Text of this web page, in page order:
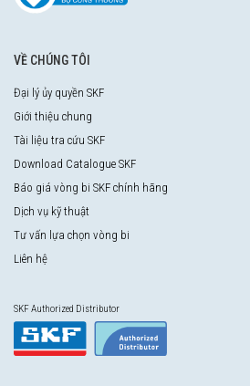
VỀ CHÚNG TÔI
Đại lý ủy quyền SKF
Giới thiệu chung
Tài liệu tra cứu SKF
Download Catalogue SKF
Báo giá vòng bi SKF chính hãng
Dịch vụ kỹ thuật
Tư vấn lựa chọn vòng bi
Liên hệ
SKF Authorized Distributor